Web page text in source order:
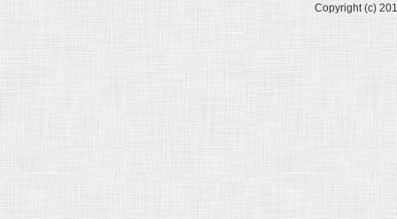
Copyright (c)